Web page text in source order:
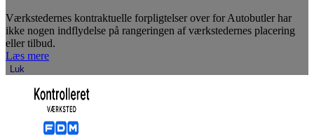
Værkstedernes kontraktuelle forpligtelser over for Autobutler har
ikke nogen indflydelse på rangeringen af værkstedernes placering
eller tilbud.
Læs mere
Luk